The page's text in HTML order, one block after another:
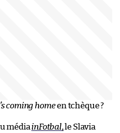
coming homeen tchèque ?
média inFotbal, le Slavia